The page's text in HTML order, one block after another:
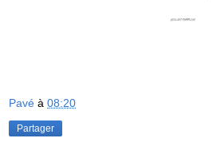
Pavé à 08:20
Partager